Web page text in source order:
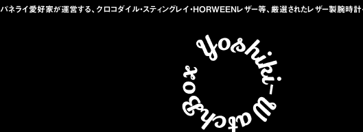
パネライ愛好家が運営する、クロコダイル・スティングレイ・HORWEENレザー等、厳選されたレザー製腕時